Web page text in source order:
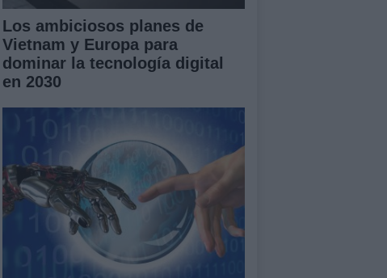
Los ambiciosos planes de
Vietnam y Europa para
dominar la tecnología digital
en 2030